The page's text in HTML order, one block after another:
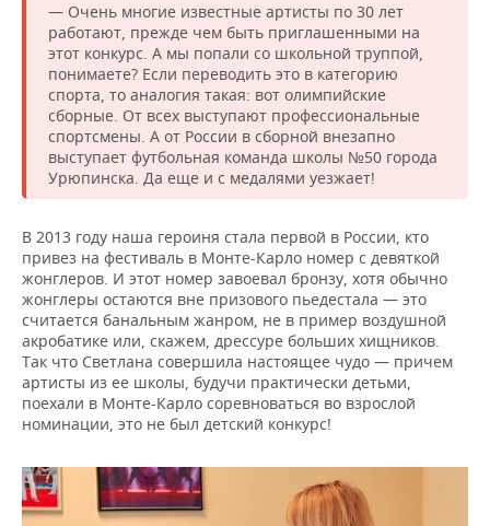
— Очень многие известные артисты по 30 лет
работают, прежде чем быть приглашенными на
этот конкурс. А мы попали со школьной труппой,
понимаете? Если переводить это в категорию
спорта, то аналогия такая: вот олимпийские
сборные. От всех выступают профессиональные
спортсмены. А от России в сборной внезапно
выступает футбольная команда школы №50 города
Урюпинска. Да еще и с медалями уезжает!
В 2013 году наша героиня стала первой в России, кто
привез на фестиваль в Монте-Карло номер с девяткой
жонглеров. И этот номер завоевал бронзу, хотя обычно
жонглеры остаются вне призового пьедестала — это
считается банальным жанром, не в пример воздушной
акробатике или, скажем, дрессуре больших хищников.
Так что Светлана совершила настоящее чудо — причем
артисты из ее школы, будучи практически детьми,
поехали в Монте-Карло соревноваться во взрослой
номинации, это не был детский конкурс!